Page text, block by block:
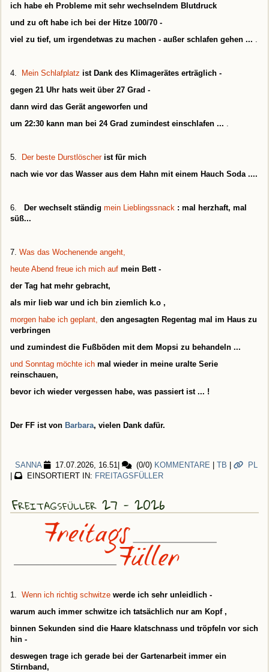
ich habe eh Probleme mit sehr wechselndem Blutdruck
und zu oft habe ich bei der Hitze 100/70 -
viel zu tief, um irgendetwas zu machen - außer schlafen gehen ...
4. Mein Schlafplatz ist Dank des Klimagerätes erträglich -
gegen 21 Uhr hats weit über 27 Grad -
dann wird das Gerät angeworfen und
um 22:30 kann man bei 24 Grad zumindest einschlafen ...
5. Der beste Durstlöscher ist für mich
nach wie vor das Wasser aus dem Hahn mit einem Hauch Soda ....
6. Der wechselt ständig mein Lieblingssnack : mal herzhaft, mal
süß...
7. Was das Wochenende angeht,
heute Abend freue ich mich auf mein Bett -
der Tag hat mehr gebracht,
als mir lieb war und ich bin ziemlich k.o ,
morgen habe ich geplant, den angesagten Regentag mal im Haus zu
verbringen
und zumindest die Fußböden mit dem Mopsi zu behandeln ...
und Sonntag möchte ich mal wieder in meine uralte Serie
reinschauen,
bevor ich wieder vergessen habe, was passiert ist ... !
Der FF ist von Barbara, vielen Dank dafür.
SANNA 17.07.2026, 16.51 (0/0) KOMMENTARE TB
PL
EINSORTIERT IN: FREITAGSFÜLLER
Freitagsfüller 27 - 2026
1. Wenn ich richtig schwitze werde ich sehr unleidlich -
warum auch immer schwitze ich tatsächlich nur am Kopf ,
binnen Sekunden sind die Haare klatschnass und tröpfeln vor sich
hin -
deswegen trage ich gerade bei der Gartenarbeit immer ein
Stirnband,